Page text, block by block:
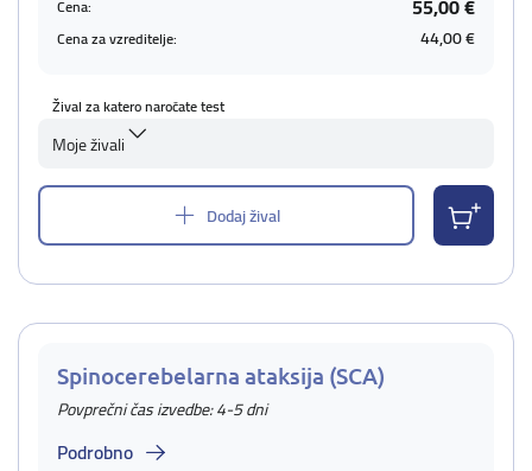
Cena: 55,00 €
Cena za vzreditelje: 44,00 €
Žival za katero naročate test
Moje živali
Dodaj žival
Spinocerebelarna ataksija (SCA)
Povprečni čas izvedbe: 4-5 dni
Podrobno